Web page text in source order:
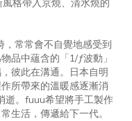
格帶入京燒、清水燒的
常常會不自覺地感受到
品中蘊含的「1/ƒ波動」
彼此在溝通。日本自明
所帶來的溫暖感逐漸消
逝。fuuu希望將手工製作
生活，傳遞給下一代。